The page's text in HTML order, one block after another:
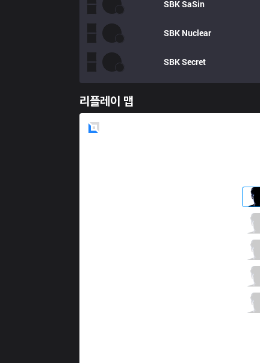
SBKSaSin
SBK Nuclear
SBKSecret
리플레이 맵